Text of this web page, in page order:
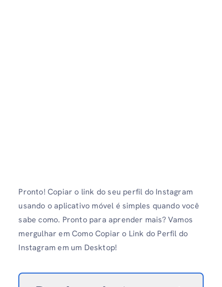
Pronto! Copiar o link do seu perfil do Instagram
usando o aplicativo móvel é simples quando você
sabe como. Pronto para aprender mais? Vamos
mergulhar em Como Copiar o Link do Perfil do
Instagram em um Desktop!